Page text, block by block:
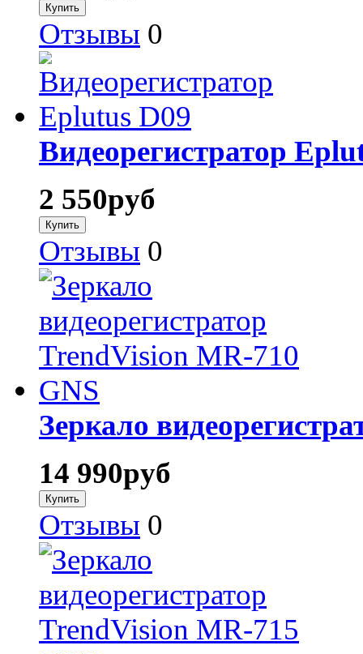
Отзывы 0
Видеорегистратор
2 550руб
Отзывы 0
Зеркало
14 990руб
Отзывы 0